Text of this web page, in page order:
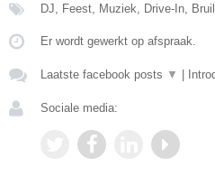
DJ, Feest, Muziek, Drive-In,
Er wordt gewerkt op afspraak.
Laatste facebook posts ▼ |
Sociale media: